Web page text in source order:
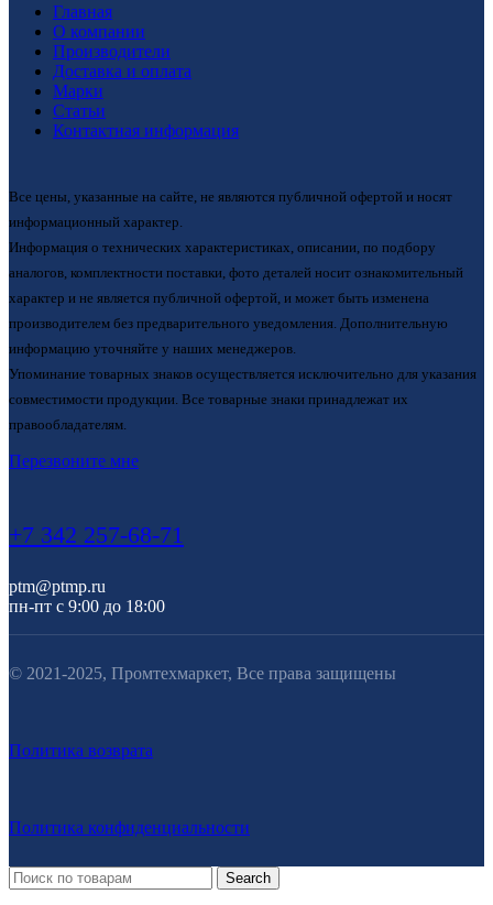
Главная
О компании
Производители
Доставка и оплата
Марки
Статьи
Контактная информация
Все цены, указанные на сайте, не являются публичной офертой и носят
информационный характер.
Информация о технических характеристиках, описании, по подбору
аналогов, комплектности поставки, фото деталей носит ознакомительный
характер и не является публичной офертой, и может быть изменена
производителем без предварительного уведомления. Дополнительную
информацию уточняйте у наших менеджеров.
Упоминание товарных знаков осуществляется исключительно для указания
совместимости продукции. Все товарные знаки принадлежат их
правообладателям.
Перезвоните мне
+7 342 257-68-71
ptm@ptmp.ru
пн-пт с 9:00 до 18:00
© 2021-2025, Промтехмаркет, Все права защищены
Политика возврата
Политика конфиденциальности
Search